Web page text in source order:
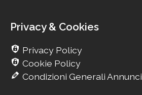
Privacy & Cookies
Privacy Policy
Cookie Policy
Condizioni Generali Annunci